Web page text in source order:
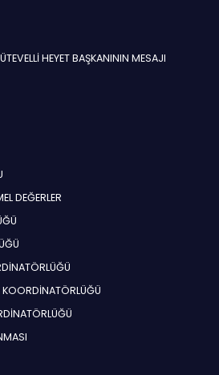
HEYET BAŞKANININ MESAJI
DEĞERLER